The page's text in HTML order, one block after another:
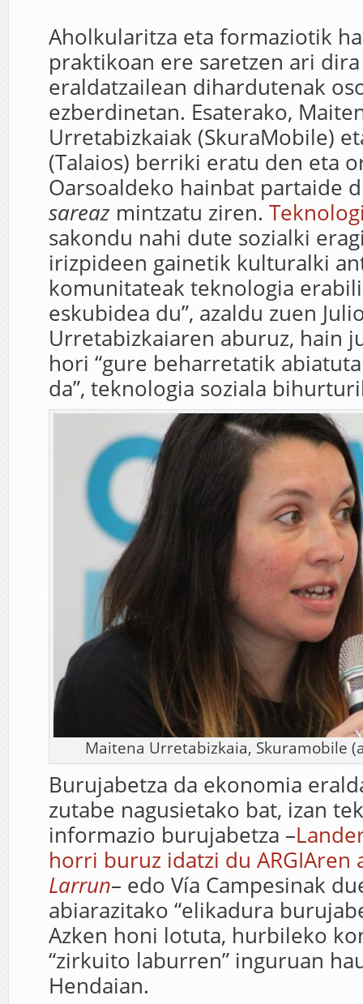
Aholkularitza eta formaziotik
praktikoan ere saretzen ari
eraldatzailean dihardutenak
ezberdinetan. Esaterako,
Urretabizkaiak (SkuraMobile)
(Talaios) berriki eratu den eta
Oarsoaldeko hainbat partaide
sareaz mintzatu ziren.
sakondu nahi dute sozialki
irizpideen gainetik kulturalki
komunitateak teknologia
eskubidea du”, azaldu zuen
Urretabizkaiaren aburuz, hain
hori “gure beharretatik
da”, teknologia soziala
Maitena Urretabizkaia, Skuramobile
Burujabetza da ekonomia
zutabe nagusietako bat, izan
informazio burujabetza –
horri buruz idatzi du ARGIAren
Larrun– edo Vía Campesinak
abiarazitako “elikadura
Azken honi lotuta, hurbileko
“zirkuito laburren” inguruan
Hendaian.